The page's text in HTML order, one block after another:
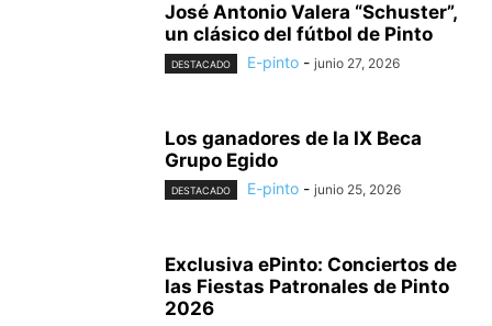
José Antonio Valera “Schuster”,
un clásico del fútbol de Pinto
DESTACADO E-pinto - junio 27, 2026
Los ganadores de la IX Beca
Grupo Egido
DESTACADO E-pinto - junio 25, 2026
Exclusiva ePinto: Conciertos de
las Fiestas Patronales de Pinto
2026